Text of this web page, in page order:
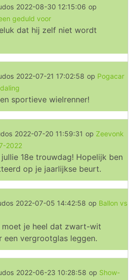
2022-08-30 12:15:06 op
geduld voor
dat hij zelf niet wordt
2022-07-21 17:02:58 op Pogacar
sportieve wielrenner!
2022-07-20 11:59:31 op Zeevonk
2022
18e trouwdag! Hopelijk ben
op je jaarlijkse beurt.
2022-07-05 14:42:58 op Ballon vs
moet je heel dat zwart-wit
een vergrootglas leggen.
2022-06-23 10:28:58 op Show-